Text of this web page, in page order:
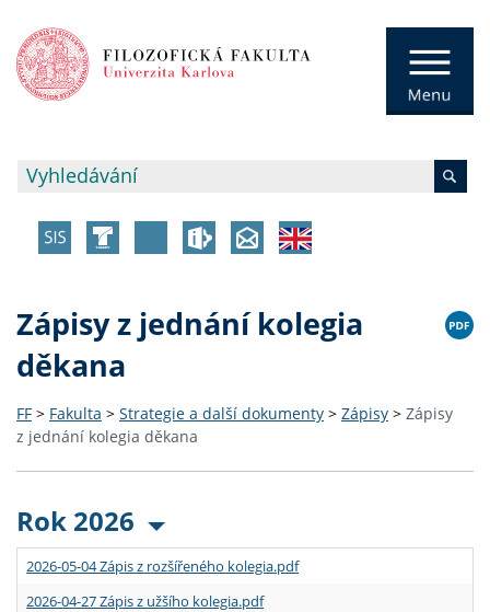
Zápisy z jednání kolegia
děkana
FF > Fakulta > Strategie a další dokumenty > Zápisy > Zápisy
z jednání kolegia děkana
Rok 2026
2026-05-04 Zápis z rozšířeného kolegia.pdf
2026-04-27 Zápis z užšího kolegia.pdf